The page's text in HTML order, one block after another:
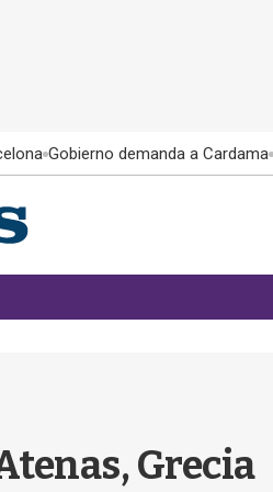
Gobierno demanda a Cardama
Grecia